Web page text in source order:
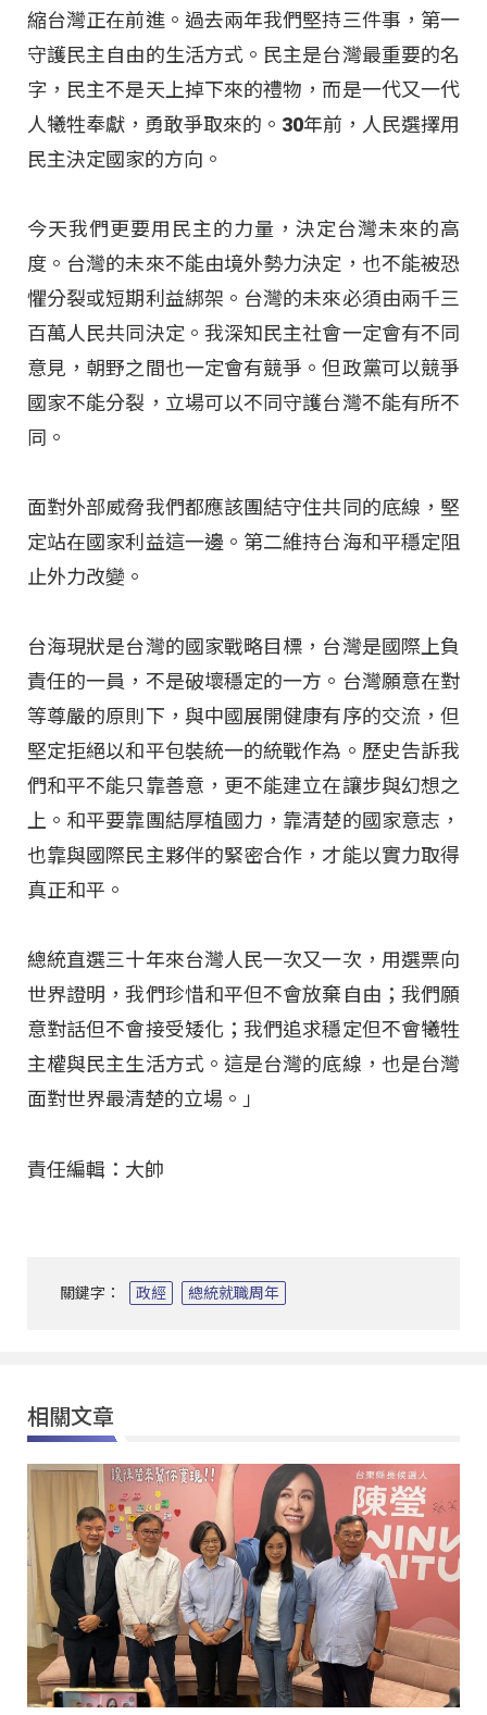
縮台灣正在前進。過去兩年我們堅持三件事，第一
守護民主自由的生活方式。民主是台灣最重要的名
字，民主不是天上掉下來的禮物，而是一代又一代
人犧牲奉獻，勇敢爭取來的。30年前，人民選擇用
民主決定國家的方向。
今天我們更要用民主的力量，決定台灣未來的高
度。台灣的未來不能由境外勢力決定，也不能被恐
懼分裂或短期利益綁架。台灣的未來必須由兩千三
百萬人民共同決定。我深知民主社會一定會有不同
意見，朝野之間也一定會有競爭。但政黨可以競爭
國家不能分裂，立場可以不同守護台灣不能有所不
同。
面對外部威脅我們都應該團結守住共同的底線，堅
定站在國家利益這一邊。第二維持台海和平穩定阻
止外力改變。
台海現狀是台灣的國家戰略目標，台灣是國際上負
責任的一員，不是破壞穩定的一方。台灣願意在對
等尊嚴的原則下，與中國展開健康有序的交流，但
堅定拒絕以和平包裝統一的統戰作為。歷史告訴我
們和平不能只靠善意，更不能建立在讓步與幻想之
上。和平要靠團結厚植國力，靠清楚的國家意志，
也靠與國際民主夥伴的緊密合作，才能以實力取得
真正和平。
總統直選三十年來台灣人民一次又一次，用選票向
世界證明，我們珍惜和平但不會放棄自由；我們願
意對話但不會接受矮化；我們追求穩定但不會犧牲
主權與民主生活方式。這是台灣的底線，也是台灣
面對世界最清楚的立場。」
責任編輯：大帥
關鍵字： 政經 總統就職周年
相關文章